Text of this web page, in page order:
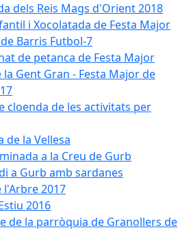
dels Reis Mags d'Orient 2018
i Xocolatada de Festa Major
Barris Futbol-7
de petanca de Festa Major
la Gent Gran - Festa Major de
cloenda de les activitats per
de la Vellesa
a la Creu de Gurb
a Gurb amb sardanes
l'Arbre 2017
2016
de la parròquia de Granollers de